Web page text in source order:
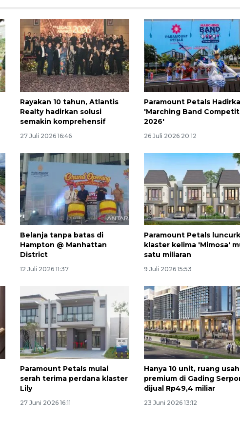
Rayakan 10 tahun, Atlantis
Realty hadirkan solusi
semakin komprehensif
27 Juli 2026 16:46
Paramount Petals
'Marching Band
2026'
26 Juli 2026 20:12
Belanja tanpa batas di
Hampton @ Manhattan
District
12 Juli 2026 11:37
Paramount Petals
klaster kelima 'Mimosa'
satu miliaran
9 Juli 2026 15:53
Paramount Petals mulai
serah terima perdana klaster
Lily
27 Juni 2026 16:11
Hanya 10 unit, ruang
premium di Gading
dijual Rp49,4 miliar
23 Juni 2026 13:12